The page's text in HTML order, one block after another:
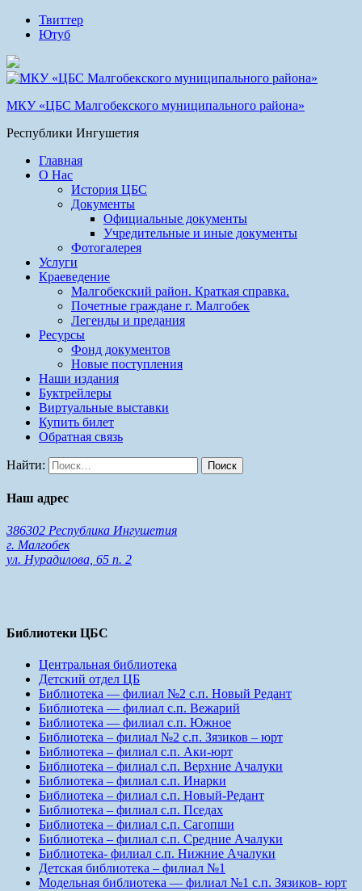
Твиттер
Ютуб
МКУ «ЦБС Малгобекского муниципального района»
Республики Ингушетия
Главная
О Нас
История ЦБС
Документы
Официальные документы
Учредительные и иные документы
Фотогалерея
Услуги
Краеведение
Малгобекский район. Краткая справка.
Почетные граждане г. Малгобек
Легенды и предания
Ресурсы
Фонд документов
Новые поступления
Наши издания
Буктрейлеры
Виртуальные выставки
Купить билет
Обратная связь
Найти:
Наш адрес
386302 Республика Ингушетия
г. Малгобек
ул. Нурадилова, 65 п. 2
Библиотеки ЦБС
Центральная библиотека
Детский отдел ЦБ
Библиотека — филиал №2 с.п. Новый Редант
Библиотека — филиал с.п. Вежарий
Библиотека — филиал с.п. Южное
Библиотека – филиал №2 с.п. Зязиков – юрт
Библиотека – филиал с.п. Аки-юрт
Библиотека – филиал с.п. Верхние Ачалуки
Библиотека – филиал с.п. Инарки
Библиотека – филиал с.п. Новый-Редант
Библиотека – филиал с.п. Пседах
Библиотека – филиал с.п. Сагопши
Библиотека – филиал с.п. Средние Ачалуки
Библиотека- филиал с.п. Нижние Ачалуки
Детская библиотека – филиал №1
Модельная библиотека — филиал №1 с.п. Зязиков- юрт